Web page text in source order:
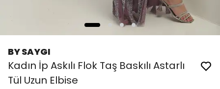
BY SAYGI
Kadın İp Askılı Flok Taş Baskılı Astarlı
Tül Uzun Elbise